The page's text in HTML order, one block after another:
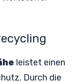
leistet einen
Durch die